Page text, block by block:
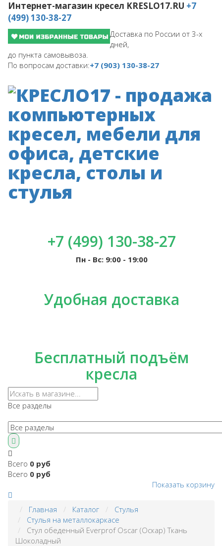
Интернет-магазин кресел KRESLO17.RU +7
(499) 130-38-27
Доставка по России от 3-х
дней,
до пункта самовывоза.
По вопросам доставки:+7 (903) 130-38-27
+7 (499) 130-38-27
Пн - Вс: 9:00 - 19:00
Удобная доставка
Бесплатный подъём
кресла
Все разделы
Всего 0 руб
Всего 0 руб
Показать корзину
Главная Каталог
Стулья
Стулья на металлокаркасе
Стул обеденный Everprof Oscar (Оскар) Ткань
Шоколадный